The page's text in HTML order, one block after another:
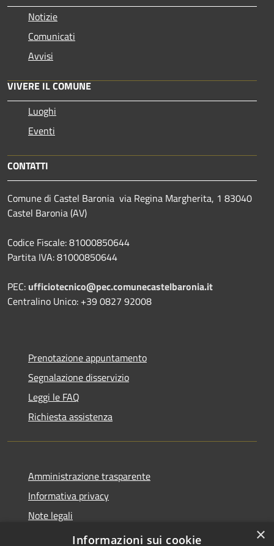
Notizie
Comunicati
Avvisi
VIVERE IL COMUNE
Luoghi
Eventi
CONTATTI
Comune di Castel Baronia via Regina Margherita, 1 83040
Castel Baronia (AV)
Codice Fiscale: 81000850644
Partita IVA: 81000850644
PEC: ufficiotecnico@pec.comunecastelbaronia.it
Centralino Unico: +39 0827 92008
Prenotazione appuntamento
Segnalazione disservizio
Leggi le FAQ
Richiesta assistenza
Amministrazione trasparente
Informativa privacy
Note legali
Dichiarazione di accessibilità
×
Informazioni sui cookie